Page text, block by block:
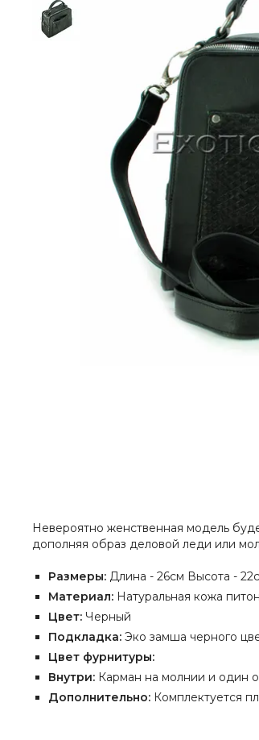
Невероятно женственная модель
дополняя образ деловой леди или
Размеры: Длина - 26см Высота -
Материал: Натуральная кожа
Цвет: Черный
Подкладка: Эко замша черного
Цвет фурнитуры:
Внутри: Карман на молнии и один
Дополнительно: Комплектуется